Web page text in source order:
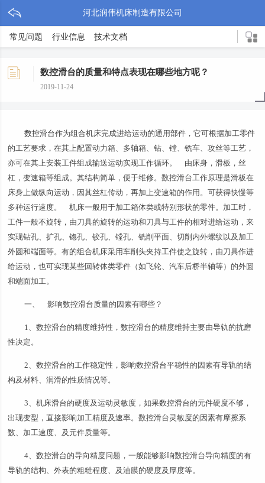
河北润伟机床制造有限公司
常见问题 行业信息 技术文档
数控滑台的质量和特点表现在哪些地方呢？
2019-11-24
数控滑台作为组合机床完成进给运动的通用部件，它可根据加工零件
的工艺要求，在其上配置动力箱、多轴箱、钻、镗、铣车、攻丝等工艺，
亦可在其上安装工件组成输送运动实现工作循环。 由床身，滑板，丝
杠，变速箱等组成。其结构简单，便于维修。数控滑台工作原理是滑板在
床身上做纵向运动，因其丝杠传动，再加上变速箱的作用。可获得快慢等
多种运行速度。 机床一般用于加工箱体类或特别形状的零件。加工时，
工件一般不旋转，由刀具的旋转的运动和刀具与工件的相对进给运动，来
实现钻孔、扩孔、锪孔、铰孔、镗孔、铣削平面、切削内外螺纹以及加工
外圆和端面等。有的组合机床采用车削头夹持工件使之旋转，由刀具作进
给运动，也可实现某些回转体类零件（如飞轮、汽车后桥半轴等）的外圆
和端面加工。
一、 影响数控滑台质量的因素有哪些？
1、数控滑台的精度维持性，数控滑台的精度维持主要由导轨的抗磨
性决定。
2、数控滑台的工作稳定性，影响数控滑台平稳性的因素有导轨的结
构及材料、润滑的性质情况等。
3、机床滑台的硬度及运动灵敏度，如果数控滑台的元件硬度不够，
出现变型，直接影响加工精度及速率。数控滑台灵敏度的因素有摩擦系
数、加工速度、及元件质量等。
4、数控滑台的导向精度问题，一般能够影响数控滑台导向精度的有
导轨的结构、外表的粗糙程度、及油膜的硬度及厚度等。